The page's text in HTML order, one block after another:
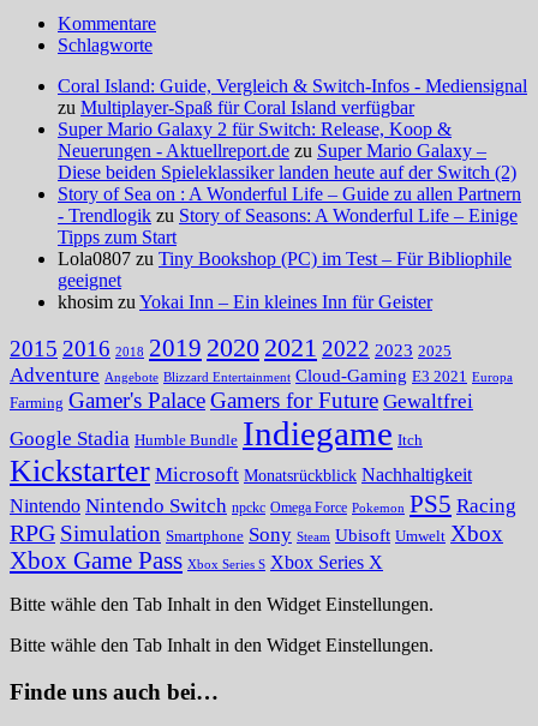
Kommentare
Schlagworte
Coral Island: Guide, Vergleich & Switch-Infos - Mediensignal
zu Multiplayer-Spaß für Coral Island verfügbar
Super Mario Galaxy 2 für Switch: Release, Koop &
Neuerungen - Aktuellreport.de zu Super Mario Galaxy –
Diese beiden Spieleklassiker landen heute auf der Switch (2)
Story of Sea on : A Wonderful Life – Guide zu allen Partnern
- Trendlogik zu Story of Seasons: A Wonderful Life – Einige
Tipps zum Start
Lola0807 zu Tiny Bookshop (PC) im Test – Für Bibliophile
geeignet
khosim zuYokai Inn – Ein kleines Inn für Geister
2015 2016 2018 2019 2020 2021 2022 2023 2025
Adventure Angebote Blizzard Entertainment Cloud-Gaming E3 2021 Europa
Farming Gamer's PalaceGamers for Future Gewaltfrei
Google Stadia Humble Bundle Indiegame Itch
Kickstarter Microsoft Monatsrückblick Nachhaltigkeit
Nintendo Nintendo Switch npckc Omega Force Pokemon PS5 Racing
RPG Simulation Smartphone Sony Steam Ubisoft Umwelt Xbox
Xbox Game Pass Xbox Series S Xbox Series X
Bitte wähle den Tab Inhalt in den Widget Einstellungen.
Bitte wähle den Tab Inhalt in den Widget Einstellungen.
Finde uns auch bei…